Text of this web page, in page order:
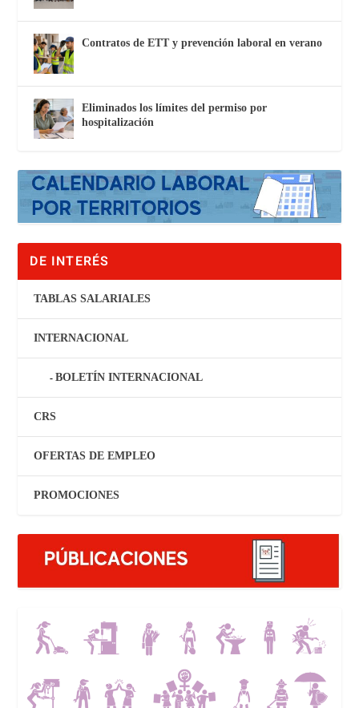
Contratos de ETT y prevención laboral en verano
Eliminados los límites del permiso por
hospitalización
DE INTERÉS
TABLAS SALARIALES
INTERNACIONAL
BOLETÍN INTERNACIONAL
CRS
OFERTAS DE EMPLEO
PROMOCIONES